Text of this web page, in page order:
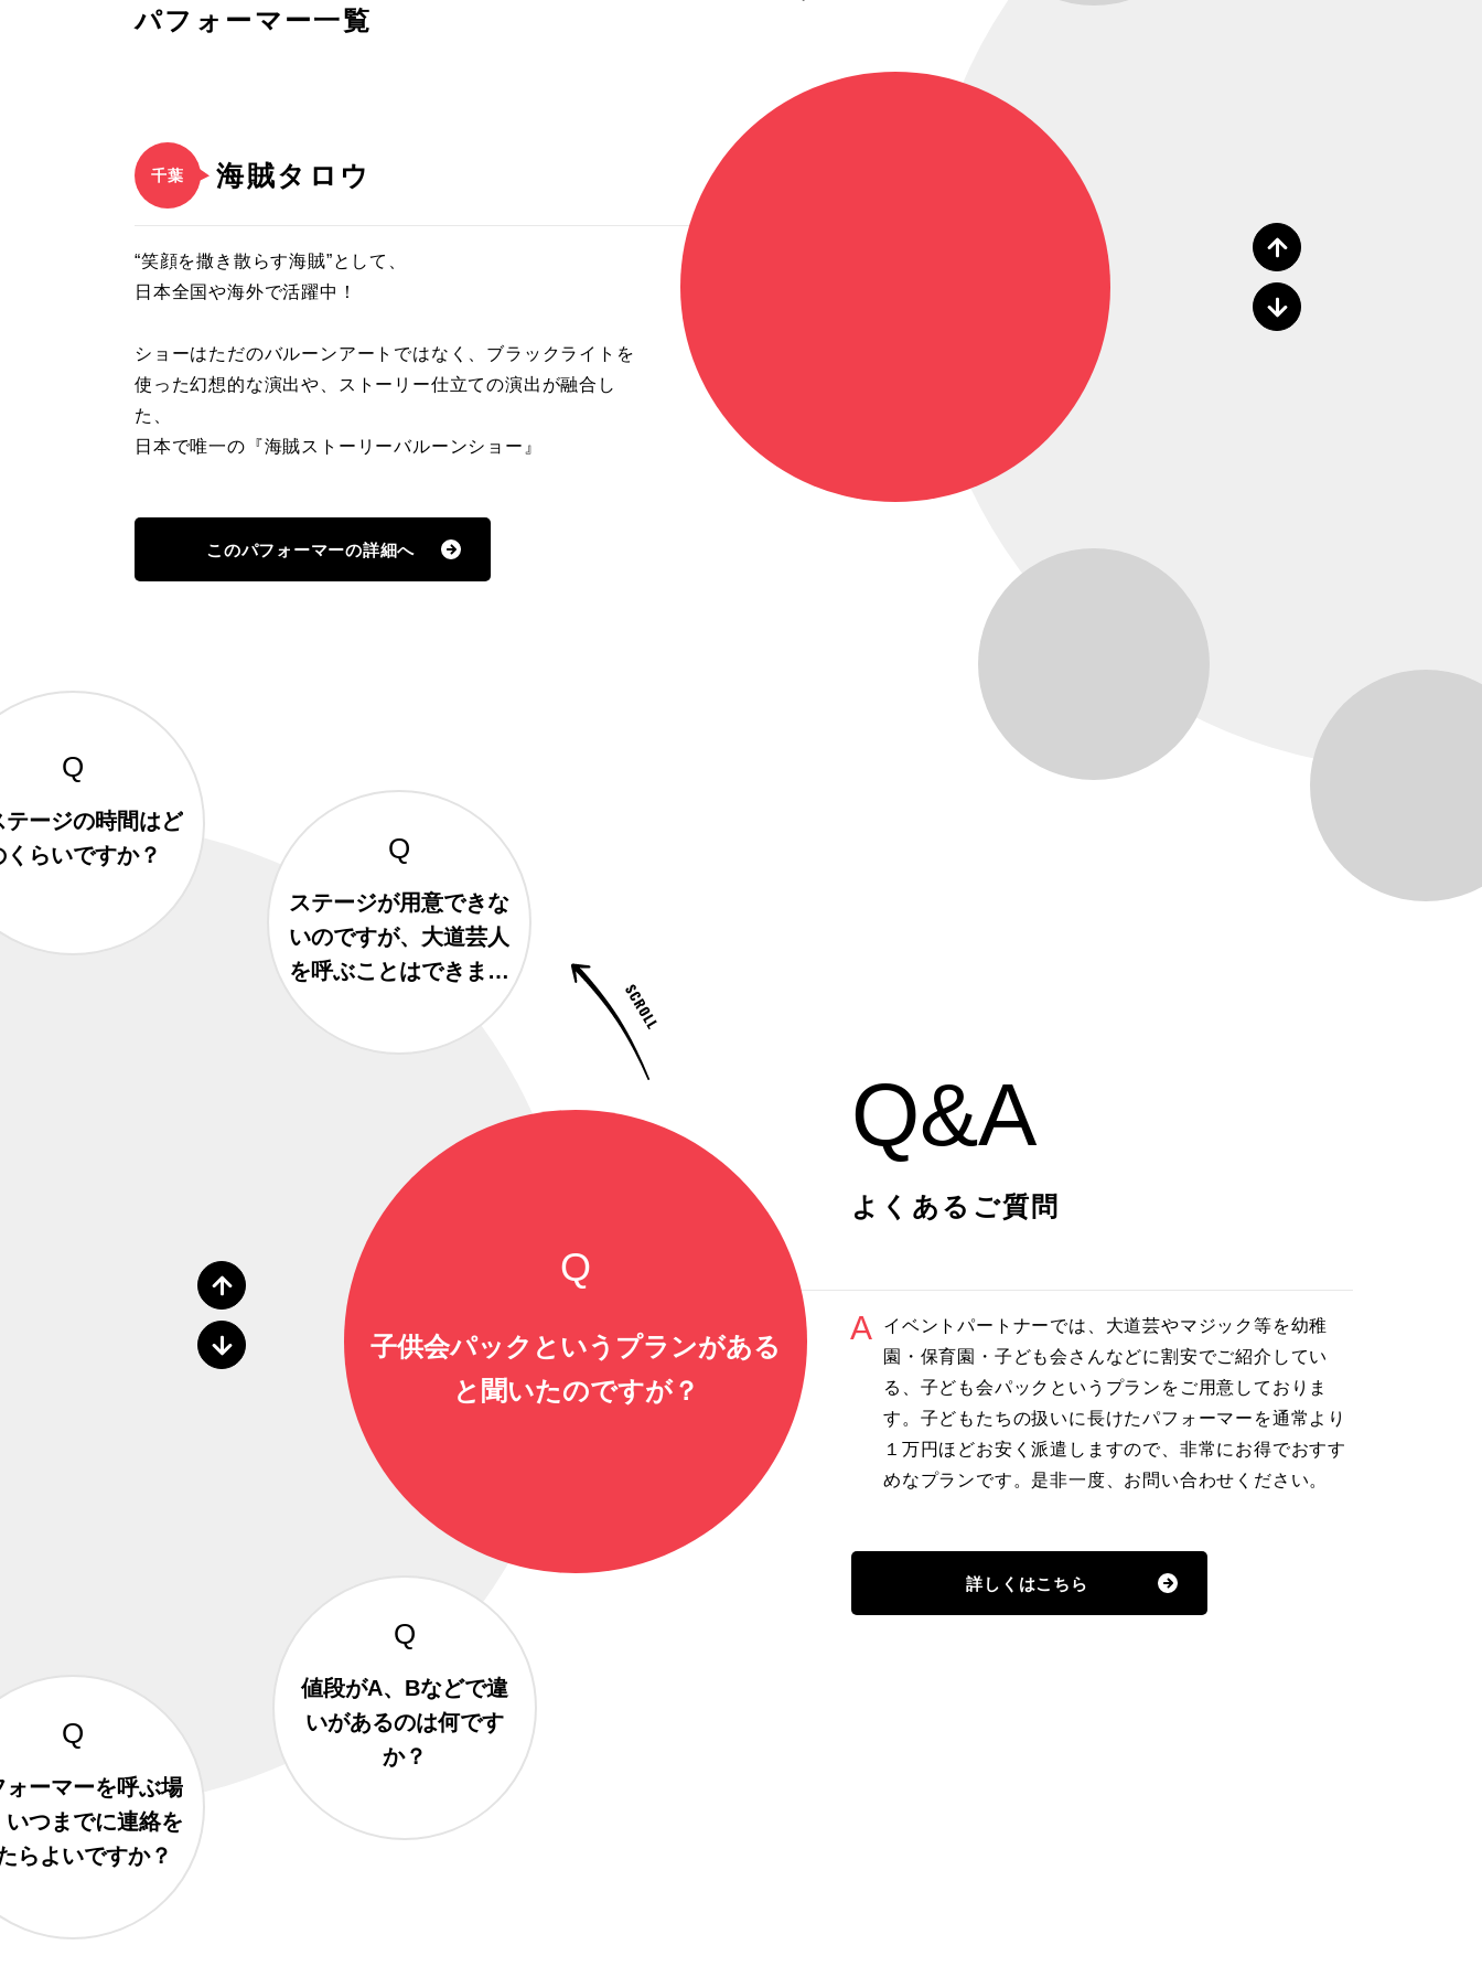
パフォーマー一覧
千葉 海賊タロウ
“笑顔を撒き散らす海賊”として、
日本全国や海外で活躍中！
ショーはただのバルーンアートではなく、ブラックライトを
使った幻想的な演出や、ストーリー仕立ての演出が融合し
た、
日本で唯一の『海賊ストーリーバルーンショー』
このパフォーマーの詳細へ
Q&A
よくあるご質問
イベントパートナーでは、大道芸やマジック等を幼稚
園・保育園・子ども会さんなどに割安でご紹介してい
る、子ども会パックというプランをご用意しておりま
す。子どもたちの扱いに長けたパフォーマーを通常より
１万円ほどお安く派遣しますので、非常にお得でおすす
めなプランです。是非一度、お問い合わせください。
詳しくはこちら
子供会パックというプランがある
と聞いたのですが？
ステージが用意できな
いのですが、大道芸人
を呼ぶことはできます
テージの時間はど
くらいですか？
ォーマーを呼ぶ場
いつまでに連絡を
らよいですか？
値段がA、Bなどで違
いがあるのは何です
か？